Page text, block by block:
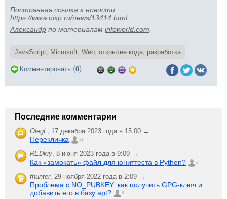
Постоянная ссылка к новости:
https://www.nixp.ru/news/13414.html.
Aлександр по материалам infoworld.com
JavaScript, Microsoft, Web, открытие кода, разработка
Комментировать (0)
Последние комментарии
OlegL, 17 декабря 2023 года в 15:00 →
Перекличка 21
REDkiy, 8 июня 2023 года в 9:09 →
Как «замокать» файл для юниттеста в Python? 2
fhunter, 29 ноября 2022 года в 2:09 →
Проблема с NO_PUBKEY: как получить GPG-ключ и
добавить его в базу apt?
6